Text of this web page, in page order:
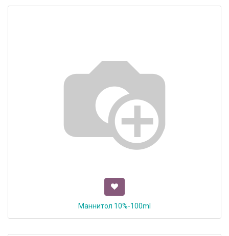
Маннитол 10%-100ml